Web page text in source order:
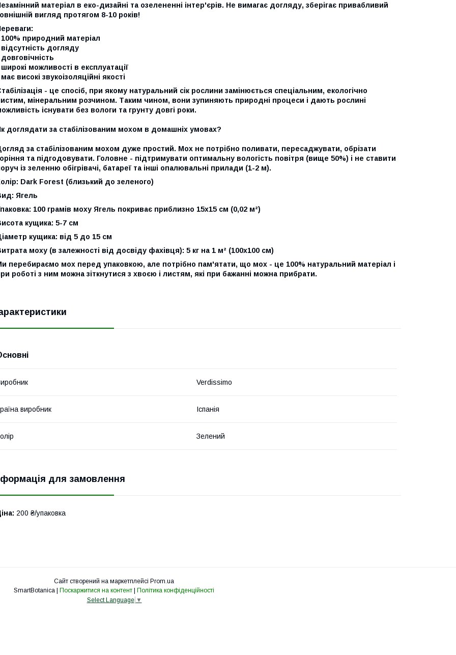
матеріал в еко-дизайні та озелененні інтер'єрів. Не вимагає догляду, зберігає привабливий
вигляд протягом 8-10 років!
природний матеріал
догляду
можливості в експлуатації
високі звукоізоляційні якості
- це спосіб, при якому натуральний сік рослини замінюється спеціальним, екологічно
мінеральним розчином. Таким чином, вони зупиняють природні процеси і дають рослині
існувати без вологи та грунту довгі роки.
доглядати за стабілізованим мохом в домашніх умовах?
за стабілізованим мохом дуже простий. Мох не потрібно поливати, пересаджувати, обрізати
та підгодовувати. Головне - підтримувати оптимальну вологість повітря (вище 50%) і не ставити
із зеленню обігрівачі, батареї та інші опалювальні прилади (1-2 м).
Dark Forest (близький до зеленого)
Ягель
100 грамів моху Ягель покриває приблизно 15x15 см (0,02 м²)
кущика: 5-7 см
кущика: від 5 до 15 см
моху (в залежності від досвіду фахівця): 5 кг на 1 м² (100x100 см)
перебираємо мох перед упаковкою, але потрібно пам'ятати, що мох - це 100% натуральний матеріал і
роботі з ним можна зіткнутися з хвоєю і листям, які при бажанні можна прибрати.
Verdissimo
виробник Іспанія
Зелений
для замовлення
200 ₴/упаковка
Сайт створений на маркетплейсі Prom.ua
SmartBotanica | Поскаржитися на контент | Політика конфіденційності
Select Language ▼